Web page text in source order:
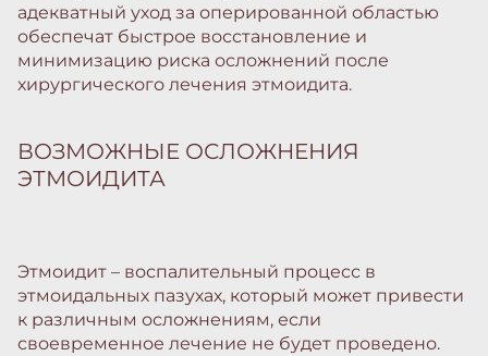
адекватный уход за оперированной областью
обеспечат быстрое восстановление и
минимизацию риска осложнений после
хирургического лечения этмоидита.
ВОЗМОЖНЫЕ ОСЛОЖНЕНИЯ
ЭТМОИДИТА
Этмоидит – воспалительный процесс в
этмоидальных пазухах, который может привести
к различным осложнениям, если
своевременное лечение не будет проведено.